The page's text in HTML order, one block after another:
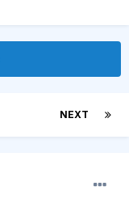
NEXT